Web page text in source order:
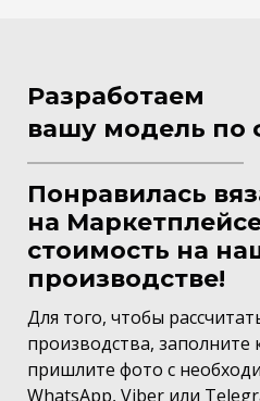
Разработаем
вашу модель по
Понравилась
на
стоимость на
производстве!
Для того, чтобы
производства,
пришлите фото с
WhatsApp, Viber или